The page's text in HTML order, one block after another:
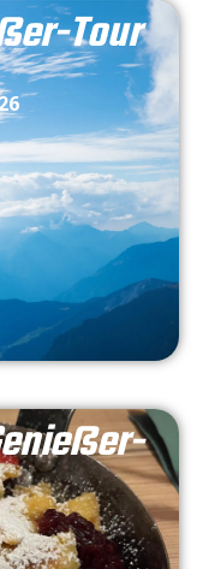
Tour